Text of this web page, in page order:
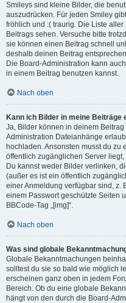
Smileys sind kleine Bilder, die
auszudrücken. Für jeden Smiley
fröhlich und :( traurig. Die Liste
Beitrags sehen. Versuche bitte
sie können einen Beitrag schnell
deshalb deinen Beitrag
Die Board-Administration kann
in einem Beitrag benutzen kannst.
Nach oben
Kann ich Bilder in meine Beiträge
Ja, Bilder können in deinem
Administration Dateianhänge
hochladen. Ansonsten musst du
öffentlich zugänglichen Server
Du kannst weder Bilder verlinken,
(außer es ist ein öffentlich
einer Anmeldung verfügbar sind, z.
einem Passwort geschützte Seiten
BBCode-Tag „[img]“.
Nach oben
Was sind globale
Globale Bekanntmachungen
solltest du sie so bald wie möglich
erscheinen ganz oben in jedem
Bereich. Ob du eine globale
hängt von den durch die Board-